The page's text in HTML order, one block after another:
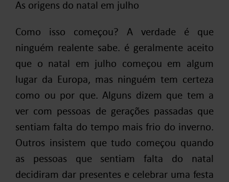
As origens do natal em julho
Como isso começou? A verdade é que
ninguém realente sabe. é geralmente aceito
que o natal em julho começou em algum
lugar da Europa, mas ninguém tem certeza
como ou por que. Alguns dizem que tem a
ver com pessoas de gerações passadas que
sentiam falta do tempo mais frio do inverno.
Outros insistem que tudo começou quando
as pessoas que sentiam falta do natal
decidiram dar presentes e celebrar uma festa